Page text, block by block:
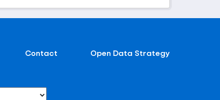
Contact Open Data Strategy